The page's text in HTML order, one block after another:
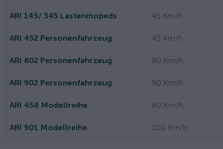
ARI 145/ 345 Lastenmopeds 45 Km/h
ARI 452 Personenfahrzeug 45 Km/h
ARI 802 Personenfahrzeug 80 Km/h
ARI 902 Personenfahrzeug 90 Km/h
ARI 458 Modellreihe 80 Km/h
ARI 901 Modellreihe 100 Km/h